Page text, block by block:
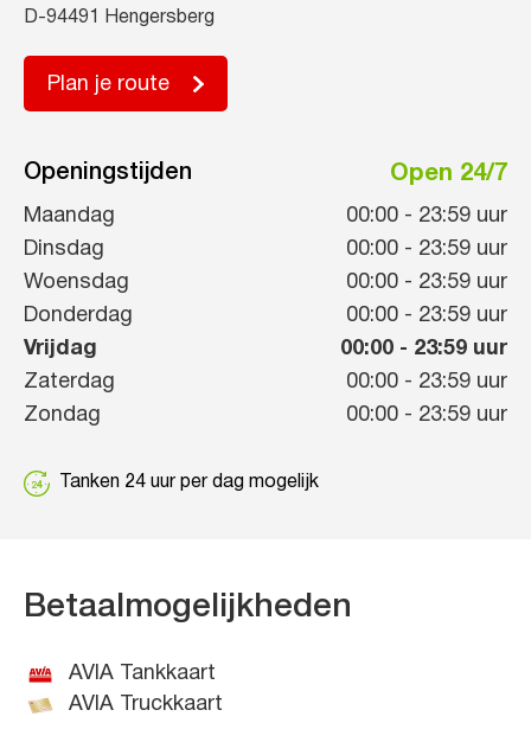
D-94491 Hengersberg
Plan je route
Openingstijden Open 24/7
Maandag 00:00 - 23:59 uur
Dinsdag
00:00 - 23:59 uur
Woensdag
00:00 - 23:59 uur
Donderdag
00:00 - 23:59 uur
Vrijdag
00:00 - 23:59 uur
Zaterdag
00:00 - 23:59 uur
Zondag
00:00 - 23:59 uur
Tanken 24 uur per dag mogelijk
Betaalmogelijkheden
AVIA Tankkaart
AVIA Truckkaart